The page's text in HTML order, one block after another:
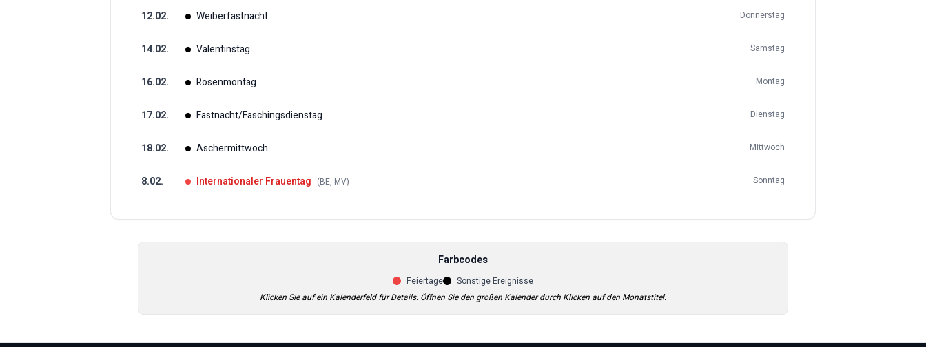
12.02. Weiberfastnacht Donnerstag
14.02. Valentinstag Samstag
16.02. Rosenmontag Montag
17.02. Fastnacht/Faschingsdienstag Dienstag
18.02. Aschermittwoch Mittwoch
8.02. Internationaler Frauentag (BE, MV) Sonntag
Farbcodes
Feiertage
Sonstige Ereignisse
Klicken Sie auf ein Kalenderfeld für Details. Öffnen Sie den großen Kalender durch Klicken auf den Monatstitel.